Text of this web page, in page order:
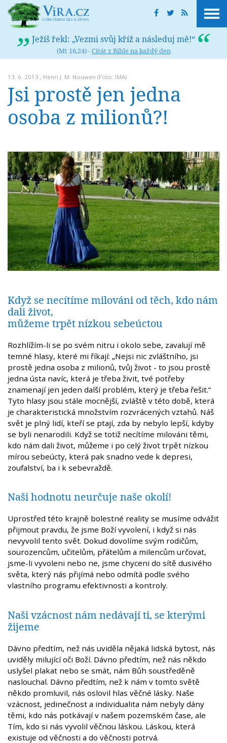
Ježíš řekl: „Vezmi svůj kříž a následuj mě!“
(Mt 16,24) -Citát z Bible na každý den
13. 6. 2013 , Henri J. M. Nouwen (Foto: IMA)
Jsi prostě jen jedna
osoba z milionů?!
Když se necítíme milováni od těch, kdo nám
dali život,
můžeme trpět nízkou sebeúctou
Rozhlížím-li se po svém nitru i okolo sebe, zavalují mě
temné hlasy, které mi říkají: „Nejsi nic zvláštního, jsi
prostě jedna osoba z milionů, tvůj život - to jsou prostě
jedna ústa navíc, která je třeba živit, tvé potřeby
znamenají jen jeden další problém, který je třeba řešit.“
Tyto hlasy jsou stále mocnější, zvláště v této době, která
je charakteristická množstvím rozvrácených vztahů. Náš
svět je plný lidí, kteří se ptají, zda by nebylo lepší, kdyby
se byli nenarodili. Když se totiž necítíme milováni těmi,
kdo nám dali život, můžeme i po celý život trpět nízkou
mírou sebeúcty, která pak snadno vede k depresi,
zoufalství, ba i k sebevraždě.
Naši hodnotu neurčuje naše okolí!
Uprostřed této krajně bolestné reality se musíme odvážit
přijmout pravdu, že jsme Boží vyvolení, i když si nás
nevyvolil tento svět. Dokud dovolíme svým rodičům,
sourozencům, učitelům, přátelům a milencům určovat,
jsme-li vyvoleni nebo ne, jsme chyceni do sítě dusivého
světa, který nás přijímá nebo odmítá podle svého
vlastního programu efektivnosti a kontroly.
Naši vzácnost nám nedávají ti, se kterými
žijeme
Dávno předtím, než nás uviděla nějaká lidská bytost, nás
uviděly milující oči Boží. Dávno předtím, než nás někdo
uslyšel plakat nebo se smát, nám Bůh soustředěně
naslouchal. Dávno předtím, než k nám v tomto světě
někdo promluvil, nás oslovil hlas věčné lásky. Naše
vzácnost, jedinečnost a individualita nám nebyly dány
těmi, kdo nás potkávají v našem pozemském čase, ale
Tím, kdo si nás vyvolil věčnou láskou. Láskou, která
existuje od věčnosti a do věčnosti potrvá.